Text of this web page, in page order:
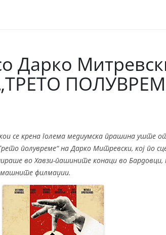
Дарко
се крена голема медиумска прашина уште
полувреме“ на Дарко Митревски, кој по
во Хавзи-пашините конаци во Бардовци,
филмаџии.